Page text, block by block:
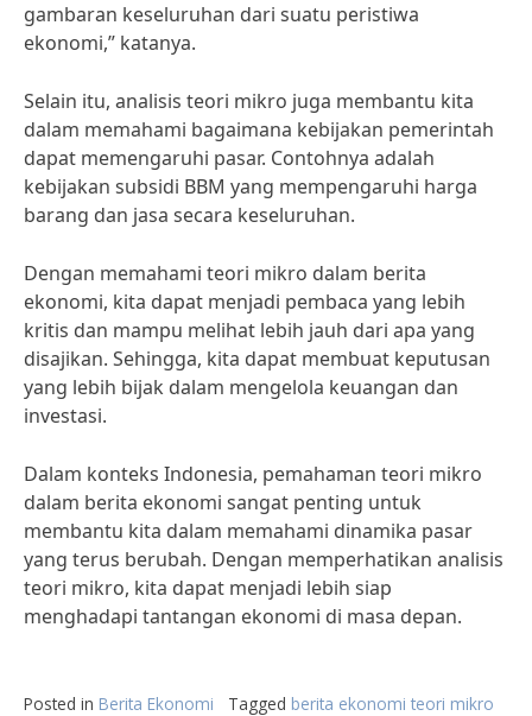
gambaran keseluruhan dari suatu peristiwa
ekonomi,” katanya.
Selain itu, analisis teori mikro juga membantu kita
dalam memahami bagaimana kebijakan pemerintah
dapat memengaruhi pasar. Contohnya adalah
kebijakan subsidi BBM yang mempengaruhi harga
barang dan jasa secara keseluruhan.
Dengan memahami teori mikro dalam berita
ekonomi, kita dapat menjadi pembaca yang lebih
kritis dan mampu melihat lebih jauh dari apa yang
disajikan. Sehingga, kita dapat membuat keputusan
yang lebih bijak dalam mengelola keuangan dan
investasi.
Dalam konteks Indonesia, pemahaman teori mikro
dalam berita ekonomi sangat penting untuk
membantu kita dalam memahami dinamika pasar
yang terus berubah. Dengan memperhatikan analisis
teori mikro, kita dapat menjadi lebih siap
menghadapi tantangan ekonomi di masa depan.
Posted in Berita Ekonomi Tagged berita ekonomi teori mikro